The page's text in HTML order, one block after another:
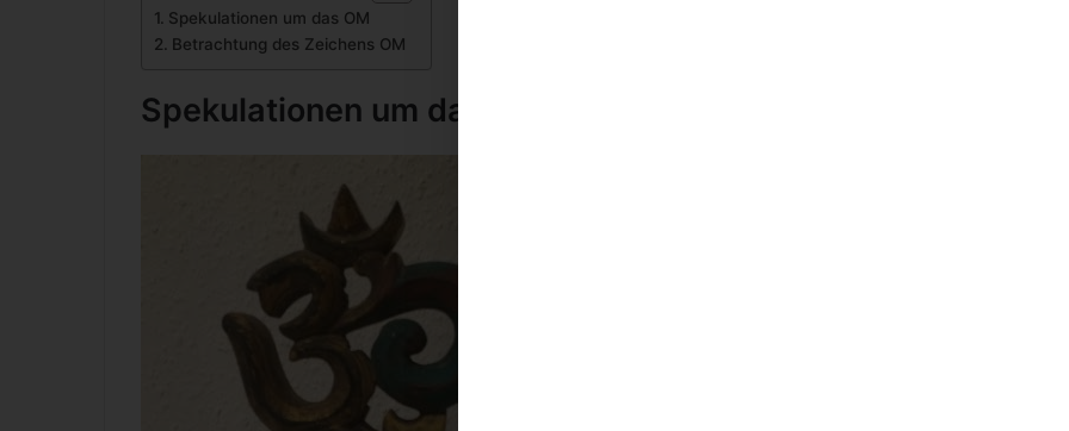
Spekulationen um das OM
Betrachtung des Zeichens OM
Spekulationen um das OM